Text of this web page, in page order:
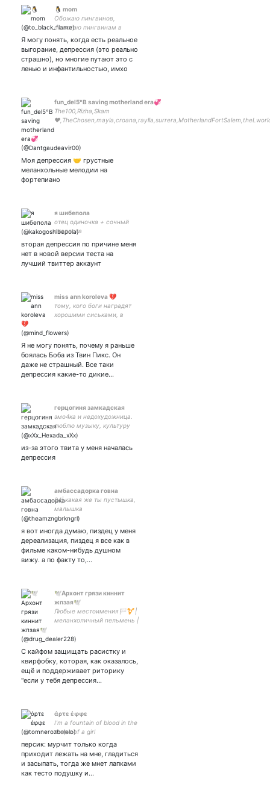
🐧 mom
Обожаю пингвинов,
помогаю пингвинам в
Я могу понять, когда есть реальное
выгорание, депрессия (это реально
страшно), но многие путают это с
ленью и инфантильностью, имхо
fun_del5°B saving motherland era💞
The100,Rizha,Skam
Моя депрессия 🤝 грустные
меланхольные мелодии на
фортепиано
я шибепола
отец одиночка + сочный
староста
вторая депрессия по причине меня
нет в новой версии теста на
лучший твиттер аккаунт
miss ann koroleva 💔
тому, кого боги наградят
хорошими сиськами, в
полную испытаний.
Я не могу понять, почему я раньше
боялась Боба из Твин Пикс. Он
даже не страшный. Все таки
депрессия какие-то дикие…
герцогиня замкадская
эмо4ка и недохудожница.
люблю музыку, культуру
нулевых, пытаюсь
путем творческой
реализации и постижения
из-за этого твита у меня началась
депрессия
амбассадорка говна
24| какая же ты пустышка,
малышка
я вот иногда думаю, пиздец у меня
дереализация, пиздец я все как в
фильме каком-нибудь душном
вижу. а по факту то,…
🕊Архонт грязи киннит
жпзая🕊
Любые местоимения🏳️‍⚧️ |
меланхоличный пельмень |
политика сру терф | парная
С кайфом защищать расистку и
квирфобку, которая, как оказалось,
ещё и поддерживает риторику
"если у тебя депрессия…
άρτε έφφε
I'm a fountain of blood in the
shape of a girl
персик: мурчит только когда
приходит лежать на мне, гладиться
и засыпать, тогда же мнет лапками
как тесто подушку и…